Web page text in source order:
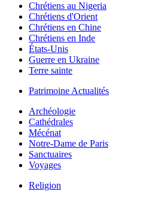
Chrétiens au Nigeria
Chrétiens d'Orient
Chrétiens en Chine
Chrétiens en Inde
États-Unis
Guerre en Ukraine
Terre sainte
Patrimoine Actualités
Archéologie
Cathédrales
Mécénat
Notre-Dame de Paris
Sanctuaires
Voyages
Religion